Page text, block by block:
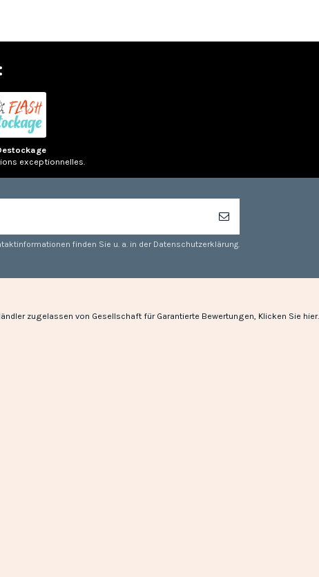
exceptionnelles.
finden Sie u. a. in der Datenschutzerklärung.
zugelassen von Gesellschaft für Garantierte Bewertungen, Klicken Sie hier.